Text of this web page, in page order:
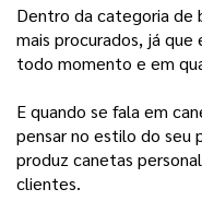
Dentro da categoria de
mais procurados, já
todo momento e em
E quando se fala em
pensar no estilo do seu
produz canetas
clientes.